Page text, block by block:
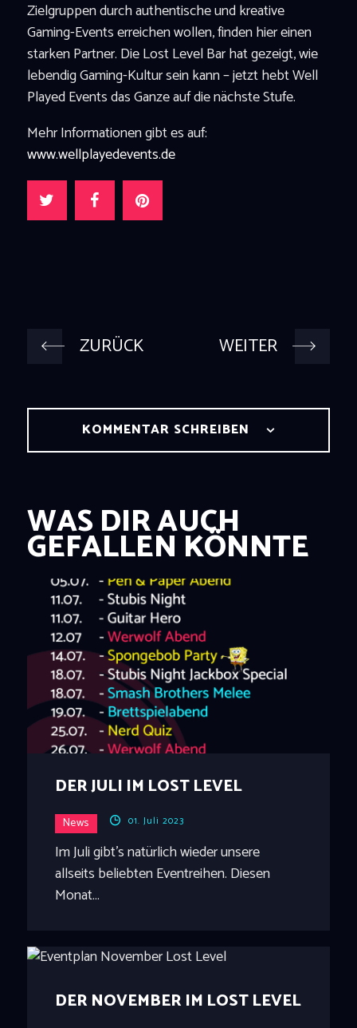
Zielgruppen durch authentische und kreative
Gaming-Events erreichen wollen, finden hier einen
starken Partner. Die Lost Level Bar hat gezeigt, wie
lebendig Gaming-Kultur sein kann – jetzt hebt Well
Played Events das Ganze auf die nächste Stufe.
Mehr Informationen gibt es auf:
www.wellplayedevents.de
ZURÜCK WEITER
KOMMENTAR SCHREIBEN
WAS DIR AUCH
GEFALLEN KÖNNTE
DER JULI IM LOST LEVEL
News 01. Juli 2023
Im Juli gibt's natürlich wieder unsere
allseits beliebten Eventreihen. Diesen
Monat…
DER NOVEMBER IM LOST LEVEL